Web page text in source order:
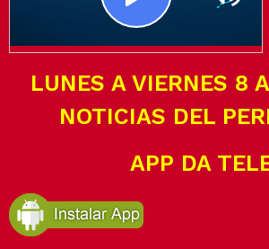
LUNES A VIERNES 8
NOTICIAS DEL
APP DA